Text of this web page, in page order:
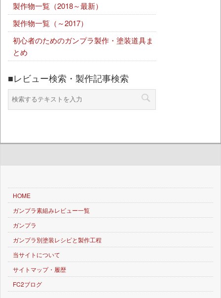
製作物一覧（2018～最新）
製作物一覧（～2017）
初心者のためのガンプラ製作・塗装道具ま
とめ
■レビュー検索・製作記事検索
HOME
ガンプラ素組みレビュー一覧
ガンプラ
ガンプラ別塗装レシピと製作工程
当サイトについて
サイトマップ・履歴
FC2ブログ